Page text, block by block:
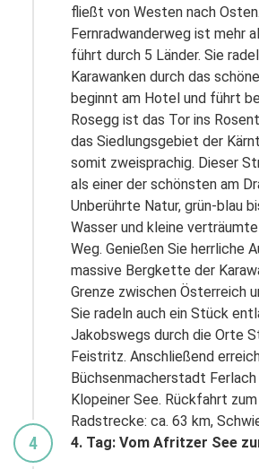
Teile diese Reise
Radreise Kärntner
Wörthersee, Ossiacher See
fließt von Westen nach
Fernradwanderweg ist mehr
führt durch 5 Länder. Sie
Karawanken durch das
beginnt am Hotel und führt
Rosegg ist das Tor ins
das Siedlungsgebiet der
somit zweisprachig. Dieser
als einer der schönsten am
Unberührte Natur, grün-blau
Wasser und kleine
Weg. Genießen Sie herrliche
massive Bergkette der
Grenze zwischen Österreich
Sie radeln auch ein Stück
Jakobswegs durch die Orte
Feistritz. Anschließend
Büchsenmacherstadt Ferlach
Klopeiner See. Rückfahrt
Radstrecke: ca. 63 km,
4 4. Tag: Vom Afritzer See
WHATSAPP
Wir sind auch über WhatsApp
unseren Status nehmen wir dich
Reisen...
Scanne den CR-Code mit
speichere uns als Kontakt ab
Oder manuell
Sende uns eine Nachricht mit
deinem vollständigen Namen
Klicke bei WhatsApp auf
neuer Status verfügbar ist,
angezeigt
Stelle uns Fragen,
Status, sende uns Aregungen